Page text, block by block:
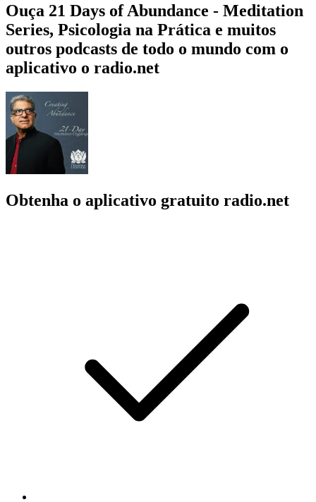
Ouça 21 Days of Abundance - Meditation
Series, Psicologia na Prática e muitos
outros podcasts de todo o mundo com o
aplicativo o radio.net
Obtenha o aplicativo gratuito radio.net